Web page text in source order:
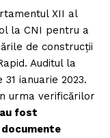
XII al
la CNI pentru a
de construcții
Auditul la
ianuarie 2023.
urma verificărilor
au fost